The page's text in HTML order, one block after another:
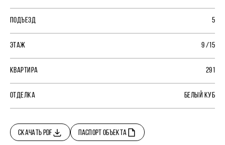
ПОДЪЕЗД 5
ЭТАЖ 9 /15
КВАРТИРА 291
ОТДЕЛКА БЕЛЫЙ КУБ
СКАЧАТЬ PDF ПАСПОРТ ОБЪЕКТА